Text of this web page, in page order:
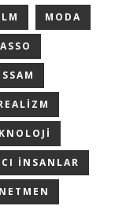
MODA
INSANLAR